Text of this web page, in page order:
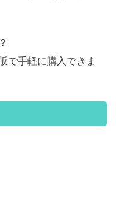
で手軽に購入できま